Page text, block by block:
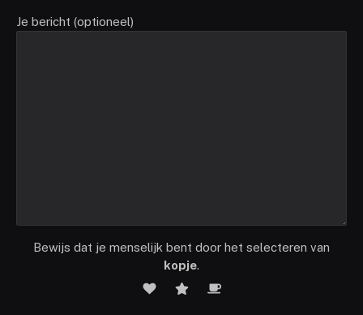
Je bericht (optioneel)
Bewijs dat je menselijk bent door het selecteren van
kopje.